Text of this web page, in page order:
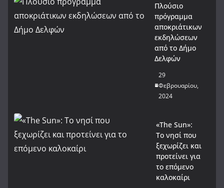
Πλούσιο
πρόγραμμα
αποκριάτικων
εκδηλώσεων
από το Δήμο
Δελφών
29
Φεβρουαρίου,
2024
«The Sun»:
Το νησί που
ξεχωρίζει και
προτείνει για
το επόμενο
καλοκαίρι